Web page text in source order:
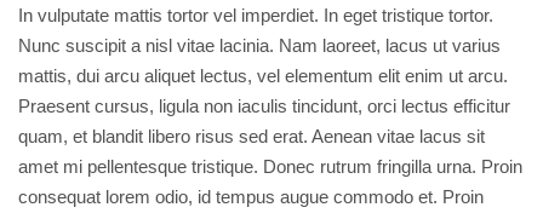
In vulputate mattis tortor vel imperdiet. In eget tristique tortor.
Nunc suscipit a nisl vitae lacinia. Nam laoreet, lacus ut varius
mattis, dui arcu aliquet lectus, vel elementum elit enim ut arcu.
Praesent cursus, ligula non iaculis tincidunt, orci lectus efficitur
quam, et blandit libero risus sed erat. Aenean vitae lacus sit
amet mi pellentesque tristique. Donec rutrum fringilla urna. Proin
consequat lorem odio, id tempus augue commodo et. Proin